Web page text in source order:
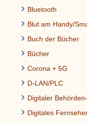
Bluetooth
Blut am Handy/
Buch der Bücher
Bücher
Corona + 5G
D-LAN/PLC
Digitaler
Digitales